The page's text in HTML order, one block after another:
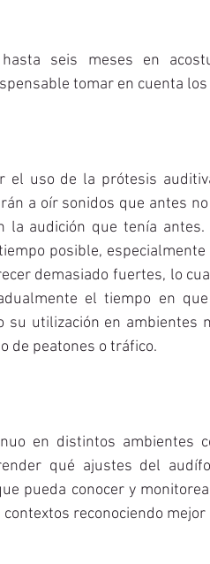
seis meses en
tomar en cuenta
el uso de la prótesis
a oír sonidos que antes
la audición que tenía
posible,
demasiado fuertes, lo
el tiempo en
su utilización en ambientes
de peatones o tráfico.
en distintos ambientes
qué ajustes del
pueda conocer y
reconociendo mejor